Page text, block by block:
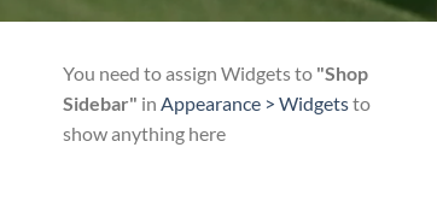
You need to assign Widgets to "Shop
Sidebar" in Appearance > Widgetsto
show anything here